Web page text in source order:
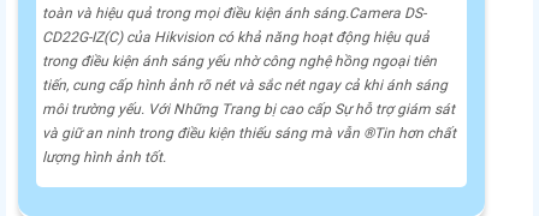
toàn và hiệu quả trong mọi điều kiện ánh sáng.Camera DS-
CD22G-IZ(C) của Hikvision có khả năng hoạt động hiệu quả
trong điều kiện ánh sáng yếu nhờ công nghệ hồng ngoại tiên
tiến, cung cấp hình ảnh rõ nét và sắc nét ngay cả khi ánh sáng
môi trường yếu. Với Những Trang bị cao cấp Sự hỗ trợ giám sát
và giữ an ninh trong điều kiện thiếu sáng mà vẫn ®️Tin hơn chất
lượng hình ảnh tốt.